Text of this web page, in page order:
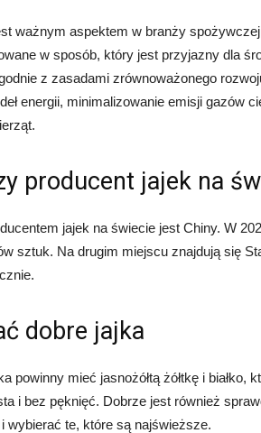
ważnym aspektem w branży
w sposób, który jest przyjazny dla
z zasadami zrównoważonego
energii, minimalizowanie emisji gazów
producent jajek na
jajek na świecie jest Chiny. W
sztuk. Na drugim miejscu znajdują się
dobre jajka
powinny mieć jasnożółtą żółtkę i
i bez pęknięć. Dobrze jest również
wybierać te, które są najświeższe.